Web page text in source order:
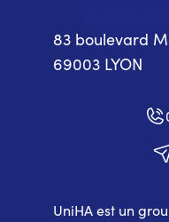
83 boulevard
69003 LYON
UniHA est un